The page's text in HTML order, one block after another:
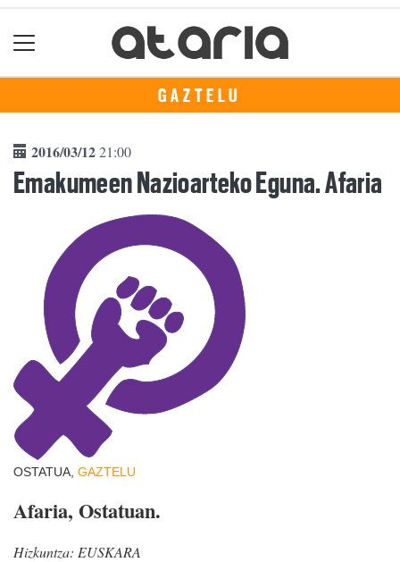
GAZTELU
2016/03/1221:00
Emakumeen Nazioarteko Eguna. Afaria
OSTATUA, GAZTELU
Afaria, Ostatuan.
Hizkuntza: EUSKARA